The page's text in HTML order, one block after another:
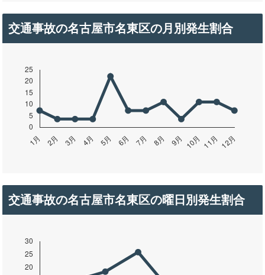
交通事故の名古屋市名東区の月別発生割合
交通事故の名古屋市名東区の曜日別発生割合